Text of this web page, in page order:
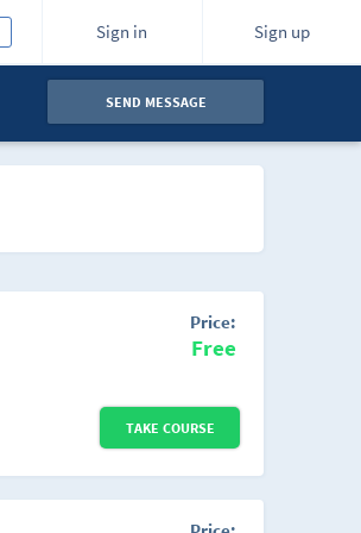
Sign in Sign up
SEND MESSAGE
Price:
Free
TAKE COURSE